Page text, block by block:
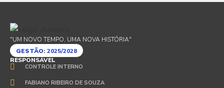
"UM NOVO TEMPO, UMA NOVA HISTÓRIA"
GESTÃO:2025/2028
RESPONSÁVEL
CONTROLE INTERNO
FABIANO RIBEIRO DE SOUZA